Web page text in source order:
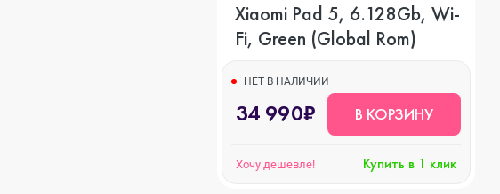
Xiaomi Pad 5, 6.128Gb, Wi-
Fi, Green (Global Rom)
НЕТ В НАЛИЧИИ
34 990₽ В КОРЗИНУ
Хочу дешевле! Купить в 1 клик